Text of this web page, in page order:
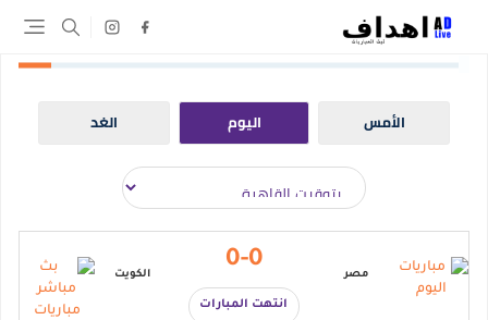
الأمس اليوم الغد
مصر
0-0
انتهت المبارات
الكويت